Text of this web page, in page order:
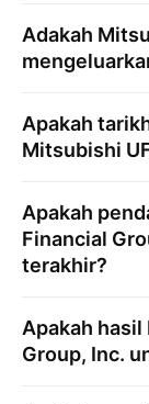
Adakah
Apakah
Mitsubishi
Apakah
Financial
terakhir?
Apakah hasil
Group, Inc.